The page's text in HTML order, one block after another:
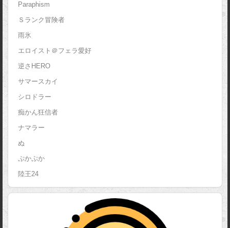
Paraphism
Ｓランク冒険者
雨氷
エロイスト＠フェラ愛好
逆さHERO
サマースカイ
シロドラー
痴かん狂信者
ナマラー
ぬ
ぷかぷか
陸王24